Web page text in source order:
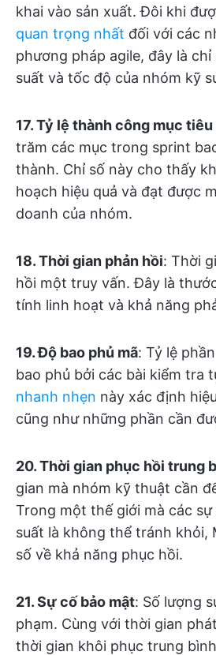
khai vào sản xuất. Đôi khi
quan trọng nhất đối với các
phương pháp agile, đây là
suất và tốc độ của nhóm kỹ
17. Tỷ lệ thành công mục
trăm các mục trong sprint
thành. Chỉ số này cho thấy
hoạch hiệu quả và đạt được
doanh của nhóm.
18. Thời gian phản hồi: Thời
hồi một truy vấn. Đây là
tính linh hoạt và khả năng
19. Độ bao phủ mã: Tỷ lệ
bao phủ bởi các bài kiểm tra
nhanh nhẹn này xác định
cũng như những phần cần
20. Thời gian phục hồi trung
gian mà nhóm kỹ thuật cần
Trong một thế giới mà các
suất là không thể tránh khỏi,
số về khả năng phục hồi.
21. Sự cố bảo mật: Số lượng
phạm. Cùng với thời gian
thời gian khôi phục trung